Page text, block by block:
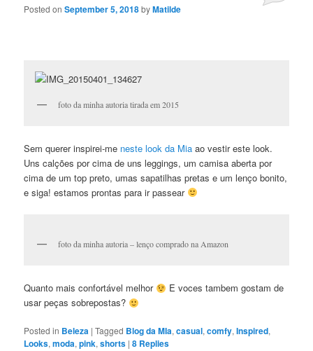
Posted onSeptember 5, 2018byMatilde
foto da minha autoria tirada em 2015
Sem querer inspirei-me neste look da Mia ao vestir este look.
Uns calções por cima de uns leggings, um camisa aberta por
cima de um top preto, umas sapatilhas pretas e um lenço bonito,
e siga! estamos prontas para ir passear
foto da minha autoria – lenço comprado na Amazon
Quanto mais confortável melhor
E voces tambem gostam de
usar peças sobrepostas?
Posted in Beleza |Tagged Blog da MIa,casual,comfy,Inspired,
Looks,moda,pink,shorts |8 Replies